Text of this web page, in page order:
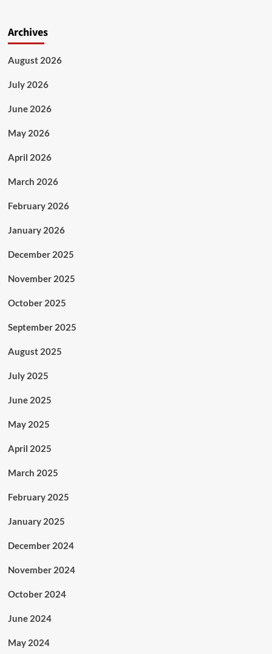
Archives
August 2026
July 2026
June 2026
May 2026
April 2026
March 2026
February 2026
January 2026
December 2025
November 2025
October 2025
September 2025
August 2025
July 2025
June 2025
May 2025
April 2025
March 2025
February 2025
January 2025
December 2024
November 2024
October 2024
June 2024
May 2024